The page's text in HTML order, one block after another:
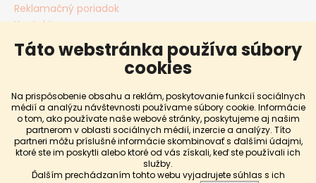
Táto webstránka používa súbory
cookies
Na prispôsobenie obsahu a reklám, poskytovanie funkcií sociálnych
médií a analýzu návštevnosti používame súbory cookie. Informácie
o tom, ako používate naše webové stránky, poskytujeme aj našim
partnerom v oblasti sociálnych médií, inzercie a analýzy. Títo
partneri môžu príslušné informácie skombinovať s ďalšími údajmi,
ktoré ste im poskytli alebo ktoré od vás získali, keď ste používali ich
služby.
Ďalším prechádzaním tohto webu vyjadrujete súhlas s ich
POZOR: Pri personalizáciách trvá výroba cca. 5-7
pracovných dni! V prípade, ak produkt potrebujete
Reklamačný poriadok
Kontakty
Cookies
Blog
Predávané značky
Hodnotenie obchodu
Vrátenie a výmena tovaru
Vytvoril Shoptet